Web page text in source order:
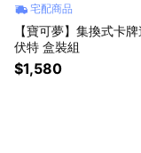
宅配商品
【寶可夢】集換式卡
伏特 盒裝組
$1,580